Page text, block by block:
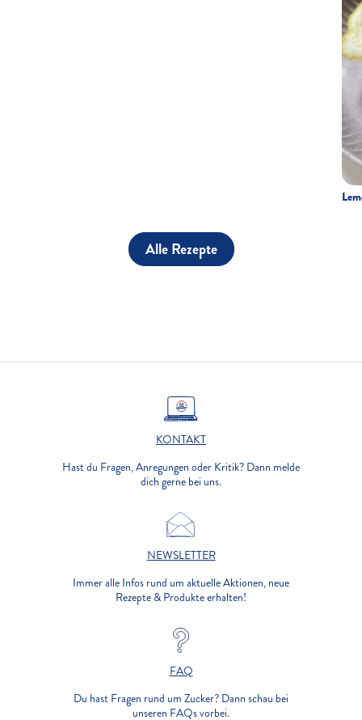
Alle Rezepte
KONTAKT
Hast du Fragen, Anregungen oder Kritik? Dann melde
dich gerne bei uns.
NEWSLETTER
Immer alle Infos rund um aktuelle Aktionen, neue
Rezepte & Produkte erhalten!
FAQ
Du hast Fragen rund um Zucker? Dann schau bei
unseren FAQs vorbei.